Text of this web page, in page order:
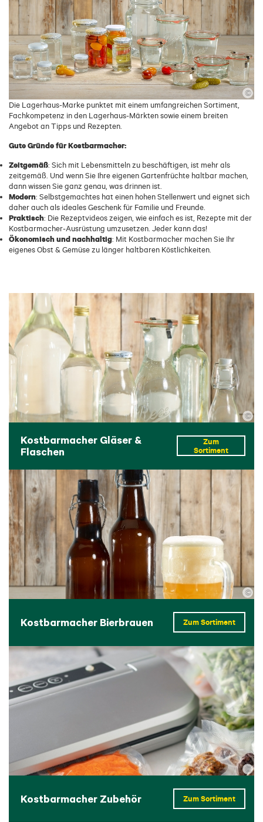
Die Lagerhaus-Marke punktet mit einem umfangreichen Sortiment,
Fachkompetenz in den Lagerhaus-Märkten sowie einem breiten
Angebot an Tipps und Rezepten.
Gute Gründe für Kostbarmacher:
Zeitgemäß: Sich mit Lebensmitteln zu beschäftigen, ist mehr als
zeitgemäß. Und wenn Sie Ihre eigenen Gartenfrüchte haltbar machen,
dann wissen Sie ganz genau, was drinnen ist.
Modern: Selbstgemachtes hat einen hohen Stellenwert und eignet sich
daher auch als ideales Geschenk für Familie und Freunde.
Praktisch: Die Rezeptvideos zeigen, wie einfach es ist, Rezepte mit der
Kostbarmacher-Ausrüstung umzusetzen. Jeder kann das!
Ökonomisch und nachhaltig: Mit Kostbarmacher machen Sie Ihr
eigenes Obst & Gemüse zu länger haltbaren Köstlichkeiten.
©
Kostbarmacher Gläser &
Flaschen
Zum
Sortiment
©
Kostbarmacher Bierbrauen Zum Sortiment
©
Kostbarmacher Zubehör Zum Sortiment
©